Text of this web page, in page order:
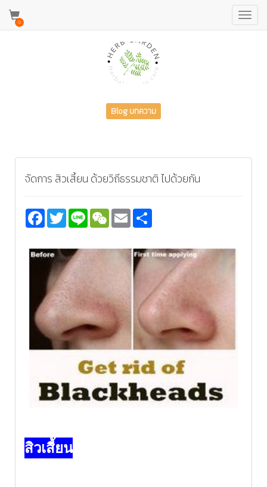
0
Blog บทความ
จัดการ สิวเสี้ยน ด้วยวิถีธรรมชาติ ไปด้วยกัน
Facebook
TwitterLine WeChatEmail
สิวเสี้ยน